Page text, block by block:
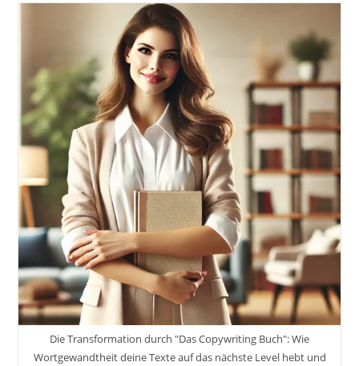
Podcasts
Hören
Solltest.
Was
Ist
Ein
Podcast?
Erstelle
Deinen
Eigenen
Podcast.
Wie
Werde
Ich
Im
Internet
Sichtbar?!:
Starte
Mit
Social
Media
Für
Erfolg
Durch
Die Transformation durch "Das Copywriting Buch": Wie
Wortgewandtheit deine Texte auf das nächste Level hebt und